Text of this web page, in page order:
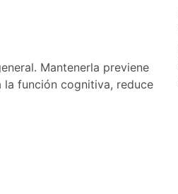
Mantenerla previene
la función cognitiva, reduce